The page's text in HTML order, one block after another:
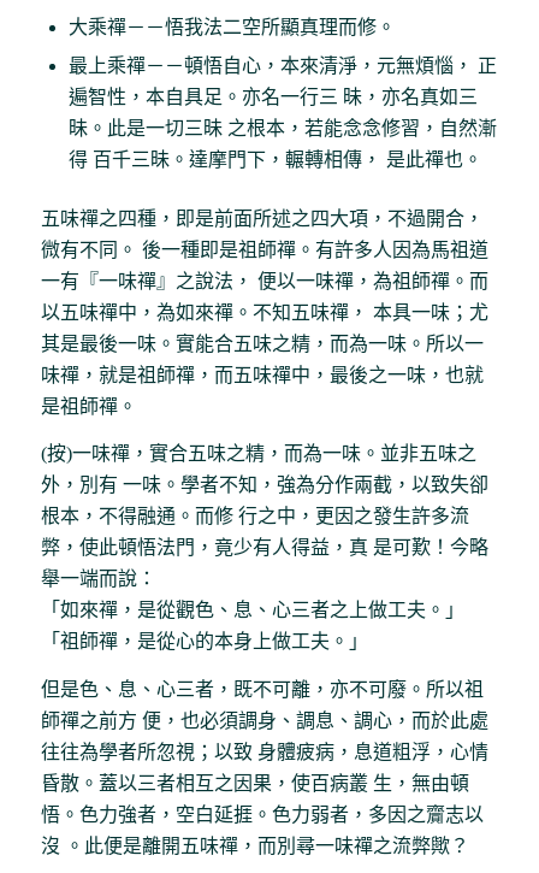
大乘禪－－悟我法二空所顯真理而修。
最上乘禪－－頓悟自心，本來清淨，元無煩惱， 正
遍智性，本自具足。亦名一行三 昧，亦名真如三
昧。此是一切三昧 之根本，若能念念修習，自然漸
得 百千三昧。達摩門下，輾轉相傳， 是此禪也。
五味禪之四種，即是前面所述之四大項，不過開合，
微有不同。 後一種即是祖師禪。有許多人因為馬祖道
一有『一味禪』之說法， 便以一味禪，為祖師禪。而
以五味禪中，為如來禪。不知五味禪， 本具一味；尤
其是最後一味。實能合五味之精，而為一味。所以一
味禪，就是祖師禪，而五味禪中，最後之一味，也就
是祖師禪。
(按)一味禪，實合五味之精，而為一味。並非五味之
外，別有 一味。學者不知，強為分作兩截，以致失卻
根本，不得融通。而修 行之中，更因之發生許多流
弊，使此頓悟法門，竟少有人得益，真 是可歎！今略
舉一端而說：
「如來禪，是從觀色、息、心三者之上做工夫。」
「祖師禪，是從心的本身上做工夫。」
但是色、息、心三者，既不可離，亦不可廢。所以祖
師禪之前方 便，也必須調身、調息、調心，而於此處
往往為學者所忽視；以致 身體疲病，息道粗浮，心情
昏散。蓋以三者相互之因果，使百病叢 生，無由頓
悟。色力強者，空白延捱。色力弱者，多因之齎志以
沒 。此便是離開五味禪，而別尋一味禪之流弊歟？